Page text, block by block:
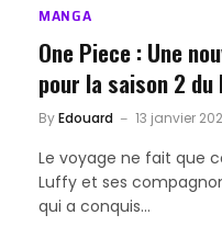
MANGA
One Piece : Une
pour la saison 2
ByEdouard 13 janvier
Le voyage ne fait que
Luffy et ses
qui a conquis…